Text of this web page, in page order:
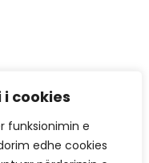
cookies
funksionimin e
edhe cookies
65-1, Lakrishtë,